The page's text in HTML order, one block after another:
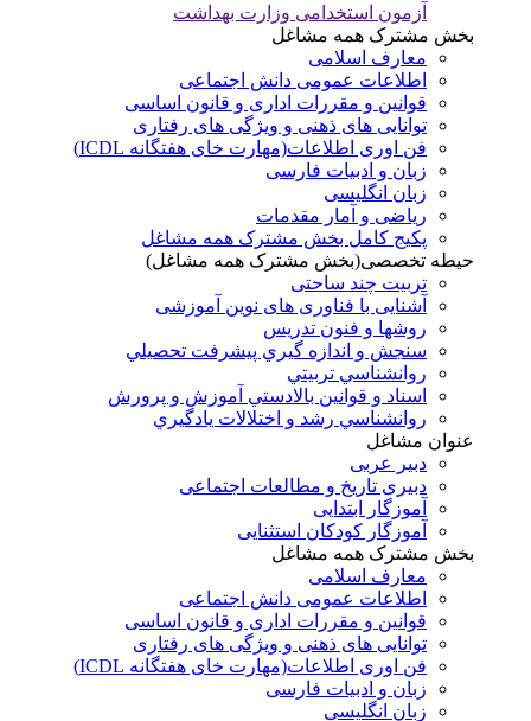
آزمون استخدامی وزارت بهداشت
بخش مشترک همه مشاغل
معارف اسلامی
اطلاعات عمومی دانش اجتماعی
قوانین و مقررات اداری و قانون اساسی
توانایی های ذهنی و ویژگی های رفتاری
فن اوری اطلاعات(مهارت خای هفتگانه ICDL)
زبان و ادبیات فارسی
زبان انگلیسی
ریاضی و آمار مقدمات
پکیج کامل بخش مشترک همه مشاغل
حیطه تخصصی(بخش مشترک همه مشاغل)
تربیت چند ساحتی
آشنایی با فناوری های نوین آموزشی
روشها و فنون تدريس
سنجش و اندازه گيري پيشرفت تحصيلي
روانشناسي تربيتي
اسناد و قوانين بالادستي آموزش و پرورش
روانشناسي رشد و اختلالات يادگيري
عنوان مشاغل
دبير عربی
دبیری تاریخ و مطالعات اجتماعی
آموزگار ابتدایی
آموزگار کودکان استثنایی
بخش مشترک همه مشاغل
معارف اسلامی
اطلاعات عمومی دانش اجتماعی
قوانین و مقررات اداری و قانون اساسی
توانایی های ذهنی و ویژگی های رفتاری
فن اوری اطلاعات(مهارت خای هفتگانه ICDL)
زبان و ادبیات فارسی
زبان انگلیسی